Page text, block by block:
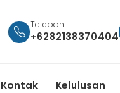
Telepon
+6282138370404
Kontak Kelulusan